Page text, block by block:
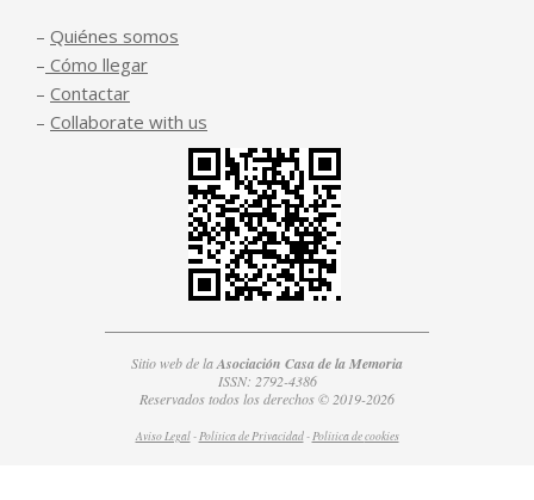
– Quiénes somos
– Cómo llegar
– Contactar
– Collaborate with us
Sitio web de laAsociación Casa de la Memoria
ISSN: 2792-4386
Reservados todos los derechos © 2019-2026
Aviso Legal-Política de Privacidad-Política decookies